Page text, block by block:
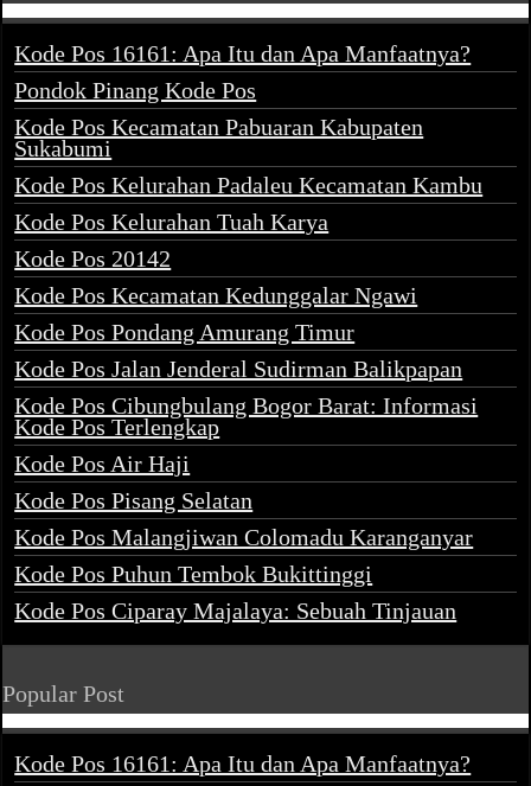
Kode Pos 16161: Apa Itu dan Apa Manfaatnya?
Pondok Pinang Kode Pos
Kode Pos Kecamatan Pabuaran Kabupaten
Sukabumi
Kode Pos Kelurahan Padaleu Kecamatan Kambu
Kode Pos Kelurahan Tuah Karya
Kode Pos 20142
Kode Pos Kecamatan Kedunggalar Ngawi
Kode Pos Pondang Amurang Timur
Kode Pos Jalan Jenderal Sudirman Balikpapan
Kode Pos Cibungbulang Bogor Barat: Informasi
Kode Pos Terlengkap
Kode Pos Air Haji
Kode Pos Pisang Selatan
Kode Pos Malangjiwan Colomadu Karanganyar
Kode Pos Puhun Tembok Bukittinggi
Kode Pos Ciparay Majalaya: Sebuah Tinjauan
Popular Post
Kode Pos 16161: Apa Itu dan Apa Manfaatnya?